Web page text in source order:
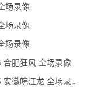
场录像
场录像
场录像
肥狂风 全场录像
2026年01月15日 NBL常规赛 长沙勇胜 VS 安徽皖江龙 全场录像